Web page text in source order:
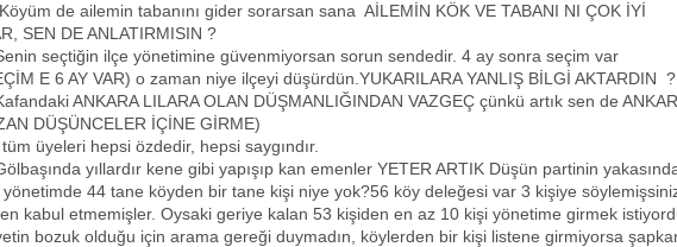
de ailemin tabanını gider sorarsan sana AİLEMİN KÖK VE TABANI NI ÇOK İYİ
SEN DE ANLATIRMISIN ?
ilçe yönetimine güvenmiyorsan sorun sendedir. 4 ay sonra seçim var
E 6 AY VAR) o zaman niye ilçeyi düşürdün.YUKARILARA YANLIŞ BİLGİ AKTARDIN ?
ANKARA LILARA OLAN DÜŞMANLIĞINDAN VAZGEÇ çünkü artık sen de
DÜŞÜNCELER İÇİNE GİRME)
üyeleri hepsi özdedir, hepsi saygındır.
yıllardır kene gibi yapışıp kan emenler YETER ARTIK Düşün partinin
yönetimde 44 tane köyden bir tane kişi niye yok?56 köy deleğesi var 3 kişiye
kabul etmemişler. Oysaki geriye kalan 53 kişiden en az 10 kişi yönetime girmek
bozuk olduğu için arama gereği duymadın, köylerden bir kişi listene girmiyorsa